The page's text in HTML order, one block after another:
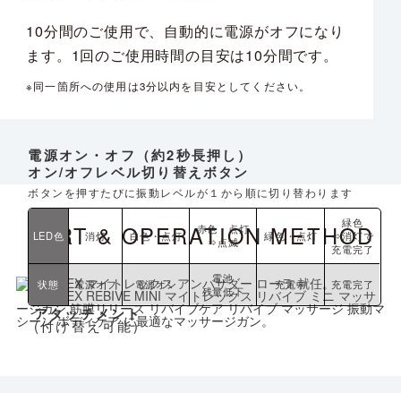
10分間のご使用で、自動的に電源がオフになり
ます。1回のご使用時間の目安は10分間です。
※同一箇所への使用は3分以内を目安としてください。
PART & OPERATION METHOD
アタッチメント
(付け替え可能)
電源オン・オフ （約2秒長押し）
オン/オフレベル切り替えボタン
ボタンを押すたびに振動レベルが１から順に切り替わります
LED色 消灯 白色・点灯
赤色・点灯
⇒点滅
緑色・点灯
緑色
⇒消灯で
充電完了
状態 電源オフ 電源オン
電池
残量低下
充電中 充電完了